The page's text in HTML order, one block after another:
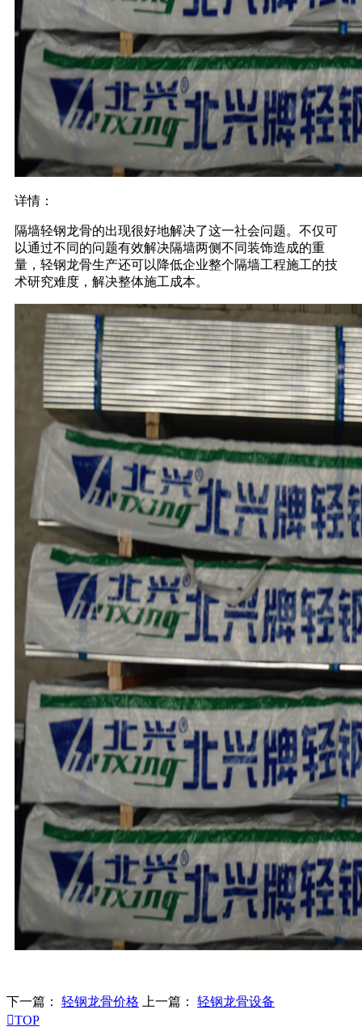
详情：
隔墙轻钢龙骨的出现很好地解决了这一社会问题。不仅可
以通过不同的问题有效解决隔墙两侧不同装饰造成的重
量，轻钢龙骨生产还可以降低企业整个隔墙工程施工的技
术研究难度，解决整体施工成本。
下一篇： 轻钢龙骨价格 上一篇： 轻钢龙骨设备
TOP